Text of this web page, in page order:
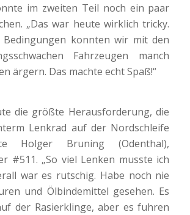
im zweiten Teil noch ein paar
„Das war heute wirklich tricky.
konnten wir mit den
Fahrzeugen manch
ärgern. Das machte echt Spaß!“
die größte Herausforderung, die
Lenkrad auf der Nordschleife
Holger Bruning (Odenthal),
#511. „So viel Lenken musste ich
war es rutschig. Habe noch nie
und Ölbindemittel gesehen. Es
der Rasierklinge, aber es fuhren